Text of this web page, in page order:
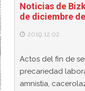
Noticias de
de diciembre
2019.12.02
Actos del fin de
precariedad
amnistia,